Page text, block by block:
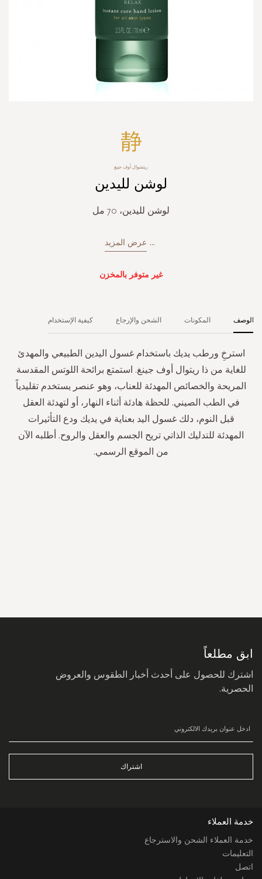
ريتشوال أوف جينغ
لوشن لليدين
لوشن لليدين، 70 مل
... عرض المزيد
غير متوفر بالمخزن
الوصف
استرخِ ورطب يديك باستخدام غسول اليدين الطبيعي والمهدئ
للغاية من ذا ريتوال أوف جينغ. استمتع برائحة اللوتس المقدسة
المريحة والخصائص المهدئة للعناب، وهو عنصر يستخدم تقليدياً
في الطب الصيني. للحظة هادئة أثناء النهار، أو لتهدئة العقل
قبل النوم، دلك غسول اليد بعناية في يديك ودع التأثيرات
المهدئة للتدليك الذاتي تريح الجسم والعقل والروح. أطلبه الآن
من الموقع الرسمي.
المكونات الشحن والإرجاع كيفية الإستخدام
ابق مطلعاً
اشترك للحصول على أحدث أخبار الطقوس والعروض
الحصرية.
اشتراك
خدمة العملاء
خدمة العملاء الشحن والاسترجاع
التعليمات
اتصل